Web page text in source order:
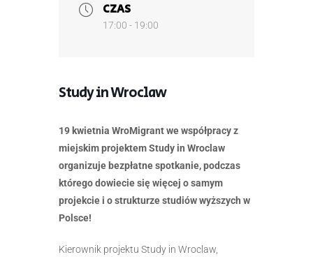
CZAS
17:00 - 19:00
Study in Wroclaw
19 kwietnia WroMigrant we współpracy z
miejskim projektem Study in Wroclaw
organizuje bezpłatne spotkanie, podczas
którego dowiecie się więcej o samym
projekcie i o strukturze studiów wyższych w
Polsce!
Kierownik projektu Study in Wroclaw,